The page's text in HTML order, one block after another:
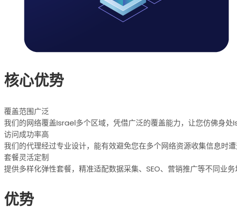
核心优势
覆盖范围广泛
我们的网络覆盖Israel多个区域，凭借广泛的覆盖能力，让您仿佛身处
访问成功率高
我们的代理经过专业设计，能有效避免您在多个网络资源收集信息时
套餐灵活定制
提供多样化弹性套餐，精准适配数据采集、SEO、营销推广等不同业
优势